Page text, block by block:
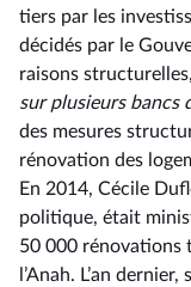
tiers par les
décidés par le
raisons
sur plusieurs bancs
des mesures
rénovation des
En 2014, Cécile
politique, était
50 000 rénovations
l’Anah. L’an